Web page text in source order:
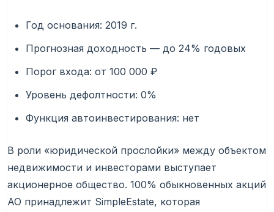
Год основания: 2019 г.
Прогнозная доходность — до 24% годовых
Порог входа: от 100 000 ₽
Уровень дефолтности: 0%
Функция автоинвестирования: нет
В роли «юридической прослойки» между объектом
недвижимости и инвесторами выступает
акционерное общество. 100% обыкновенных акций
АО принадлежит SimpleEstate, которая